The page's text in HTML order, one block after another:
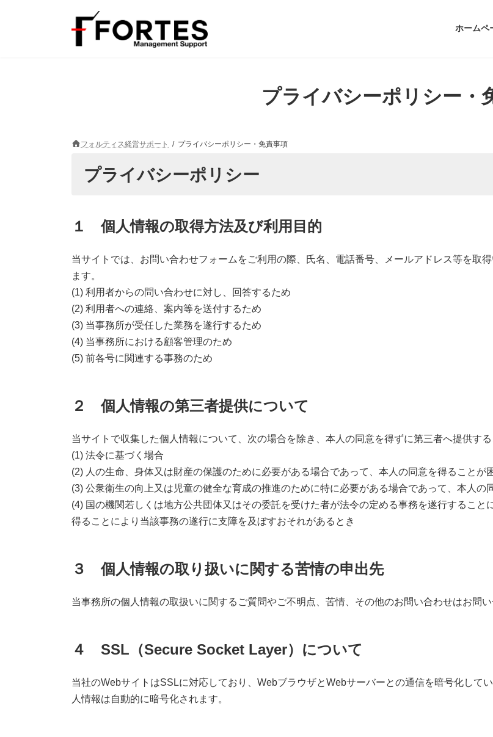
ホームペ
プライバシーポリシー・
フォルティス経営サポート プライバシーポリシー・免責事項
プライバシーポリシー
１ 個人情報の取得方法及び利用目的
当サイトでは、お問い合わせフォームをご利用の際、氏名、電話番号、メールアドレス等を取
ます。
(1) 利用者からの問い合わせに対し、回答するため
(2) 利用者への連絡、案内等を送付するため
(3) 当事務所が受任した業務を遂行するため
(4) 当事務所における顧客管理のため
(5) 前各号に関連する事務のため
２ 個人情報の第三者提供について
当サイトで収集した個人情報について、次の場合を除き、本人の同意を得ずに第三者へ提供する
(1) 法令に基づく場合
(2) 人の生命、身体又は財産の保護のために必要がある場合であって、本人の同意を得ることが
(3) 公衆衛生の向上又は児童の健全な育成の推進のために特に必要がある場合であって、本人の
(4) 国の機関若しくは地方公共団体又はその委託を受けた者が法令の定める事務を遂行するこ
得ることにより当該事務の遂行に支障を及ぼすおそれがあるとき
３ 個人情報の取り扱いに関する苦情の申出先
当事務所の個人情報の取扱いに関するご質問やご不明点、苦情、その他のお問い合わせはお問
４ SSL（Secure Socket Layer）について
当社のWebサイトはSSLに対応しており、WebブラウザとWebサーバーとの通信を暗号化して
人情報は自動的に暗号化されます。